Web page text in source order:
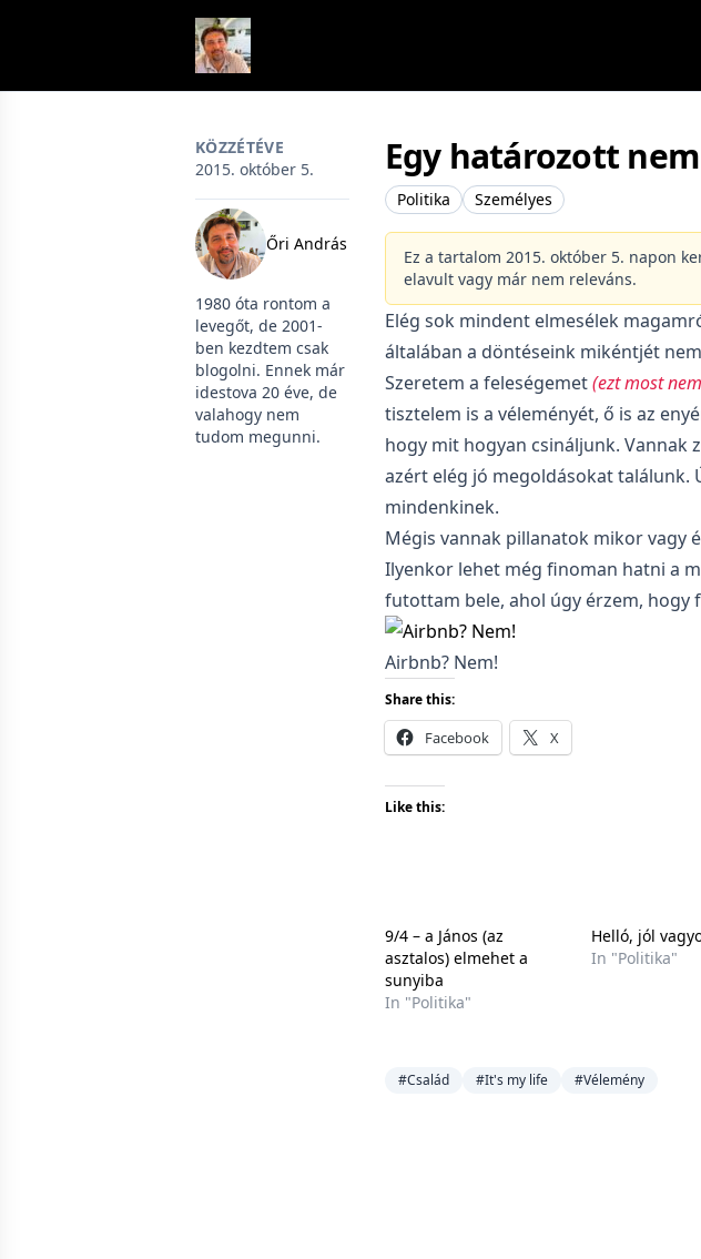
KÖZZÉTÉVE
2015. október 5.
Őri András
1980 óta rontom a
levegőt, de 2001-
ben kezdtem csak
blogolni. Ennek már
idestova 20 éve, de
valahogy nem
tudom megunni.
Egy határozott nem
Politika Személyes
Ez a tartalom 2015. október 5. napon
elavult vagy már nem releváns.
Elég sok mindent elmesélek
általában a döntéseink mikéntjét
Szeretem a feleségemet(ezt most
tisztelem is a véleményét, ő is az
hogy mit hogyan csináljunk. Vannak
azért elég jó megoldásokat találunk.
mindenkinek.
Mégis vannak pillanatok mikor vagy
Ilyenkor lehet még finoman hatni a
futottam bele, ahol úgy érzem, hogy
Airbnb? Nem!
Share this:
Facebook X
Like this:
9/4 – a János (az
asztalos) elmehet a
sunyiba
In "Politika"
Helló, jól
In "Politika"
#Család #It's my life #Vélemény